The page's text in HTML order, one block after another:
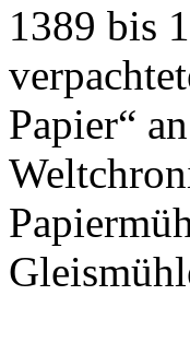
1389 bis
Papier“